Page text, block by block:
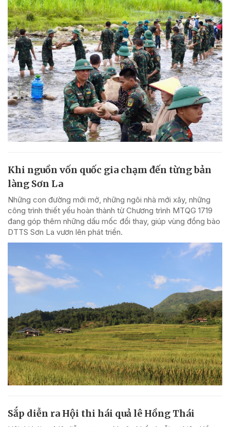
Khi nguồn vốn quốc gia chạm đến từng bản
làng Sơn La
Những con đường mới mở, những ngôi nhà mới xây, những
công trình thiết yếu hoàn thành từ Chương trình MTQG 1719
đang góp thêm những dấu mốc đổi thay, giúp vùng đồng bào
DTTS Sơn La vươn lên phát triển.
Sắp diễn ra Hội thi hái quả lê Hồng Thái